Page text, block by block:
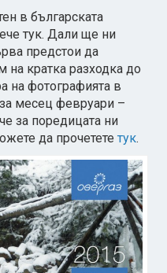
в българската
тук. Дали ще ни
предстои да
на кратка разходка до
на фотографията в
месец февруари –
за поредицата ни
да прочетете тук.